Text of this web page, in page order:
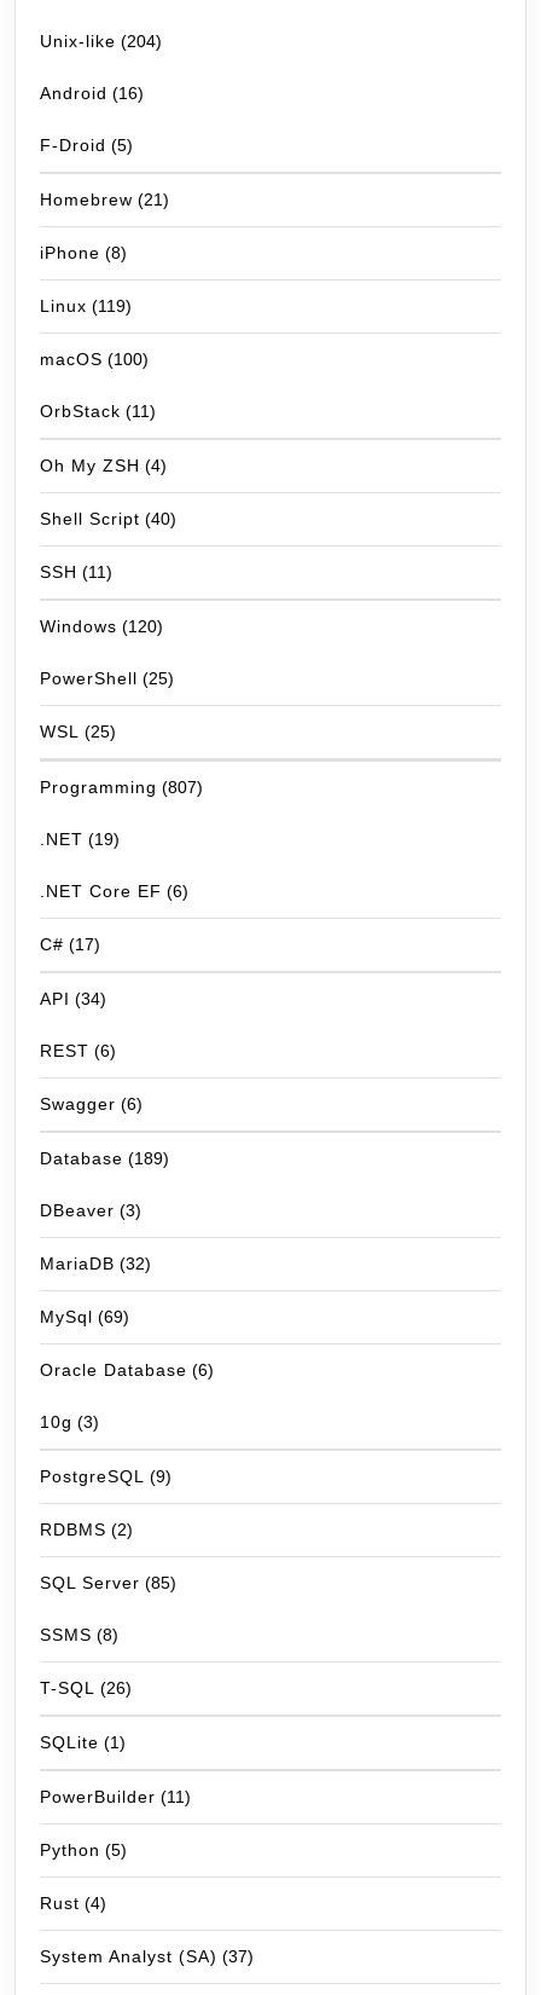
Unix-like (204)
Android (16)
F-Droid (5)
Homebrew (21)
iPhone (8)
Linux (119)
macOS (100)
OrbStack (11)
Oh My ZSH (4)
Shell Script (40)
SSH (11)
Windows (120)
PowerShell (25)
WSL (25)
Programming (807)
.NET (19)
.NET Core EF (6)
C# (17)
API (34)
REST (6)
Swagger (6)
Database (189)
DBeaver (3)
MariaDB (32)
MySql (69)
Oracle Database (6)
10g (3)
PostgreSQL (9)
RDBMS (2)
SQL Server (85)
SSMS (8)
T-SQL (26)
SQLite (1)
PowerBuilder (11)
Python (5)
Rust (4)
System Analyst (SA) (37)